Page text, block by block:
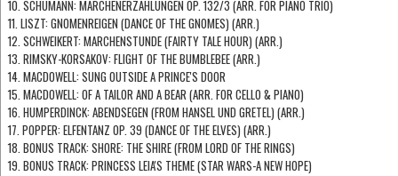
10. SCHUMANN: MARCHENERZAHLUNGEN OP. 132/3 (ARR. FOR PIANO TRIO)
11. LISZT: GNOMENREIGEN (DANCE OF THE GNOMES) (ARR.)
12. SCHWEIKERT: MARCHENSTUNDE (FAIRTY TALE HOUR) (ARR.)
13. RIMSKY-KORSAKOV: FLIGHT OF THE BUMBLEBEE (ARR.)
14. MACDOWELL: SUNG OUTSIDE A PRINCE'S DOOR
15. MACDOWELL: OF A TAILOR AND A BEAR (ARR. FOR CELLO & PIANO)
16. HUMPERDINCK: ABENDSEGEN (FROM HANSEL UND GRETEL) (ARR.)
17. POPPER: ELFENTANZ OP. 39 (DANCE OF THE ELVES) (ARR.)
18. BONUS TRACK: SHORE: THE SHIRE (FROM LORD OF THE RINGS)
19. BONUS TRACK: PRINCESS LEIA'S THEME (STAR WARS-A NEW HOPE)